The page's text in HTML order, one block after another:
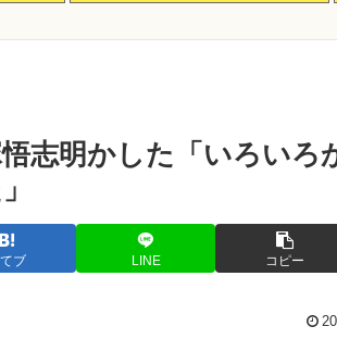
志明かした「いろいろ
ブ LINE コピー